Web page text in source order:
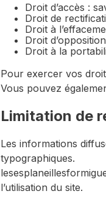
Droit d’accès :
Droit de
Droit à
Droit
Droit à la
Pour exercer vos
Vous pouvez
Limitation de
Les informations
typographiques.
l’utilisation du site.